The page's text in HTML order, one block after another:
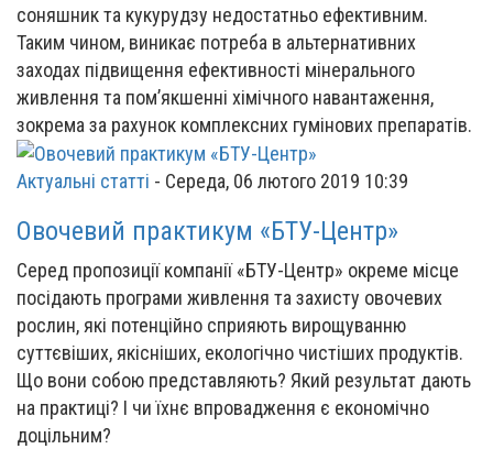
соняшник та кукурудзу недостатньо ефективним.
Таким чином, виникає потреба в альтернативних
заходах підвищення ефективності мінерального
живлення та пом’якшенні хімічного навантаження,
зокрема за рахунок комплексних гумінових препаратів.
Актуальні статті - Середа, 06 лютого 2019 10:39
Овочевий практикум «БТУ-Центр»
Серед пропозиції компанії «БТУ-Центр» окреме місце
посідають програми живлення та захисту овочевих
рослин, які потенційно сприяють вирощуванню
суттєвіших, якісніших, екологічно чистіших продуктів.
Що вони собою представляють? Який результат дають
на практиці? І чи їхнє впровадження є економічно
доцільним?